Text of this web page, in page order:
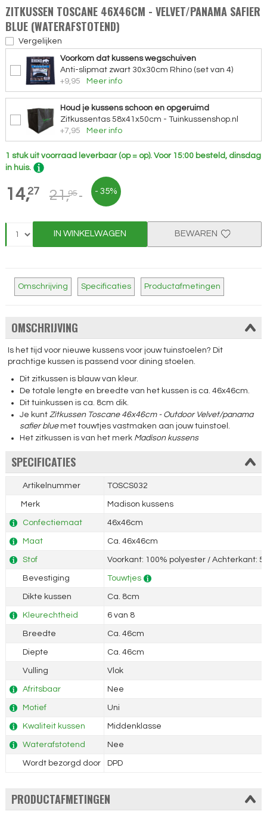
ZITKUSSEN TOSCANE 46X46CM - VELVET/PANAMA SAFIER
BLUE (WATERAFSTOTEND)
Vergelijken
Voorkom dat kussens wegschuiven
Anti-slipmat zwart 30x30cm Rhino (set van 4)
+9,95
Meer info
Houd je kussens schoon en opgeruimd
Zitkussentas 58x41x50cm - Tuinkussenshop.nl
+7,95
Meer info
1 stuk uit voorraad leverbaar (op = op). Voor 15:00 besteld, dinsdag
in huis.
14,27 21,95 - 35%
IN WINKELWAGEN BEWAREN
Omschrijving Specificaties Productafmetingen
OMSCHRIJVING
Is het tijd voor nieuwe kussens voor jouw tuinstoelen? Dit
prachtige kussen is passend voor dining stoelen.
Dit zitkussen is blauw van kleur.
De totale lengte en breedte van het kussen is ca. 46x46cm.
Dit tuinkussen is ca. 8cm dik.
Je kuntZitkussen Toscane 46x46cm - Outdoor Velvet/panama
safier bluemet touwtjes vastmaken aan jouw tuinstoel.
Het zitkussen is van het merk Madison kussens
SPECIFICATIES
Artikelnummer TOSCS032
Merk Madison kussens
Confectiemaat 46x46cm
Maat Ca. 46x46cm
Stof Voorkant: 100% polyester / Achterkant:
Bevestiging Touwtjes
Dikte kussen Ca. 8cm
Kleurechtheid 6 van 8
Breedte Ca. 46cm
Diepte Ca. 46cm
Vulling Vlok
Afritsbaar Nee
Motief Uni
Kwaliteit kussen Middenklasse
Waterafstotend Nee
Wordt bezorgd door DPD
PRODUCTAFMETINGEN